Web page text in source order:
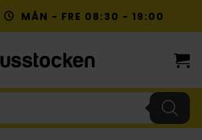
MÅN - FRE 08:30 - 19:00